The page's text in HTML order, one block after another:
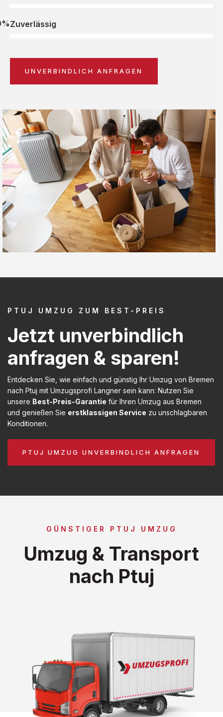
Zuverlässig
UNVERBINDLICH ANFRAGEN
PTUJ UMZUG ZUM BEST-PREIS
Jetzt unverbindlich
anfragen & sparen!
Entdecken Sie, wie einfach und günstig Ihr Umzug von Bremen
nach Ptuj mit Umzugsprofi Langner sein kann: Nutzen Sie
unsere Best-Preis-Garantie für Ihren Umzug aus Bremen
und genießen Sie erstklassigen Service zu unschlagbaren
Konditionen.
PTUJ UMZUG UNVERBINDLICH ANFRAGEN
GÜNSTIGER PTUJ UMZUG
Umzug & Transport
nach Ptuj